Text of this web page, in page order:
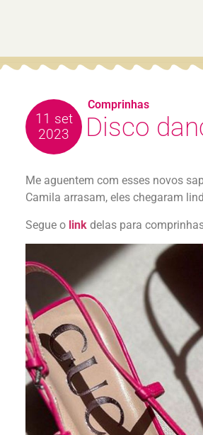
11 set
2023
Disco
Me aguentem com esses novos
Camila arrasam, eles chegaram
Segue o link delas para
Comprinhas